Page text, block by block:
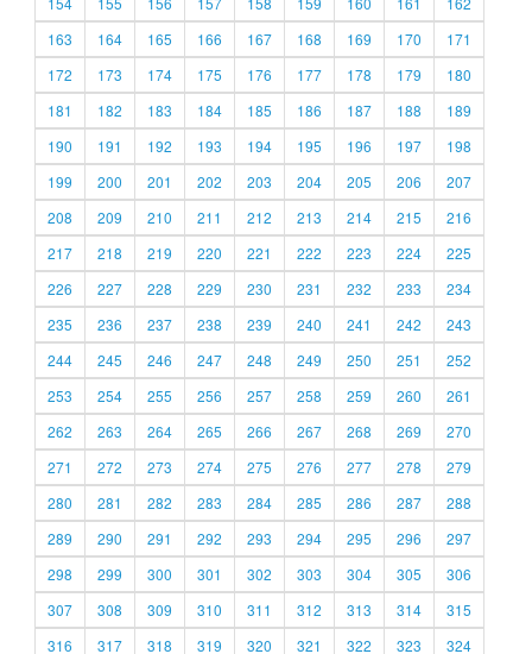
163
164 165 166 167 168 169 170
171
172
173 174 175 176 177 178 179
180
181
182 183 184 185 186 187 188
189
190
191 192 193 194 195 196 197
198
199
200 201 202 203 204 205 206
207
208
209 210 211 212 213 214 215
216
217
218 219 220 221 222 223 224
225
226
227 228 229 230 231 232 233
234
235
236 237 238 239 240 241 242
243
244
245 246 247 248 249 250 251
252
253
254 255 256 257 258 259 260
261
262
263 264 265 266 267 268 269
270
271
272 273 274 275 276 277 278
279
280
281 282 283 284 285 286 287
288
289
290 291 292 293 294 295 296
297
298
299 300 301 302 303 304 305
306
307
308 309 310 311 312 313 314
315
316
317 318 319 320 321 322 323 324